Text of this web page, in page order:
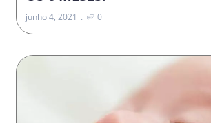
junho 4, 2021 0